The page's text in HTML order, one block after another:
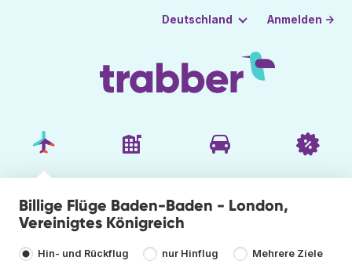
Deutschland Anmelden →
Billige Flüge Baden-Baden - London,
Vereinigtes Königreich
Hin- und Rückflug nur Hinflug Mehrere Ziele